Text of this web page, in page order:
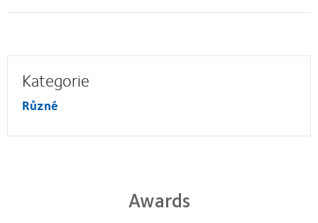
Kategorie
Různé
Awards